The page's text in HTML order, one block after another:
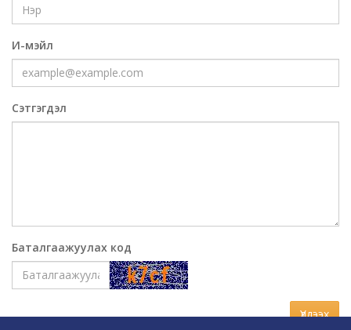
И-мэйл
Сэтгэгдэл
Баталгаажуулах код
Үлдээх